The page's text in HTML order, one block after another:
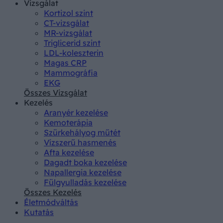
Vizsgálat
Kortizol szint
CT-vizsgálat
MR-vizsgálat
Triglicerid szint
LDL-koleszterin
Magas CRP
Mammográfia
EKG
Összes Vizsgálat
Kezelés
Aranyér kezelése
Kemoterápia
Szürkehályog műtét
Vízszerű hasmenés
Afta kezelése
Dagadt boka kezelése
Napallergia kezelése
Fülgyulladás kezelése
Összes Kezelés
Életmódváltás
Kutatás